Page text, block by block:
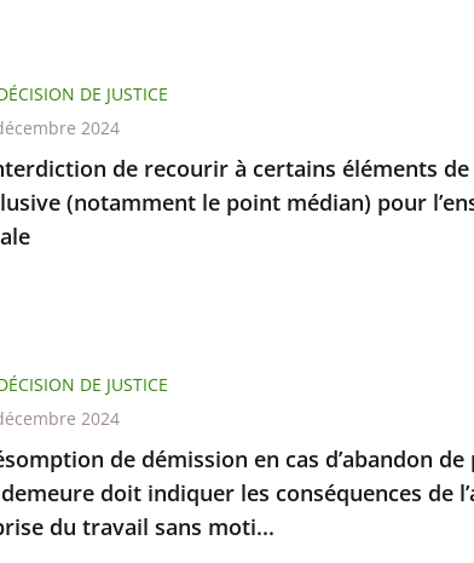
de recourir à certains éléments de
(notamment le point médian) pour
DE JUSTICE
2024
de démission en cas d’abandon
doit indiquer les conséquences de
du travail sans moti...
DE JUSTICE
2024